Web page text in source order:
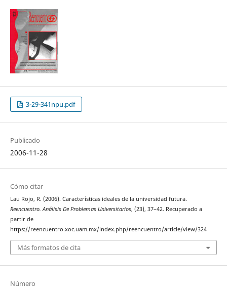
3-29-341npu.pdf
Publicado
2006-11-28
Cómo citar
Lau Rojo, R. (2006). Características ideales de la universidad futura.
Reencuentro. Análisis De Problemas Universitarios, (23), 37–42. Recuperado a
partir de
https://reencuentro.xoc.uam.mx/index.php/reencuentro/article/view/324
Más formatos de cita
Número